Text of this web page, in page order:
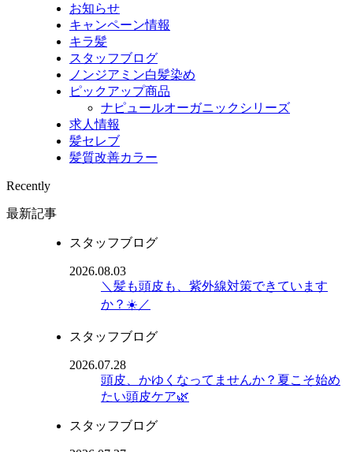
お知らせ
キャンペーン情報
キラ髪
スタッフブログ
ノンジアミン白髪染め
ピックアップ商品
ナピュールオーガニックシリーズ
求人情報
髪セレブ
髪質改善カラー
Recently
最新記事
スタッフブログ
2026.08.03
＼髪も頭皮も、紫外線対策できています
か？☀️／
スタッフブログ
2026.07.28
頭皮、かゆくなってませんか？夏こそ始め
たい頭皮ケア🌿
スタッフブログ